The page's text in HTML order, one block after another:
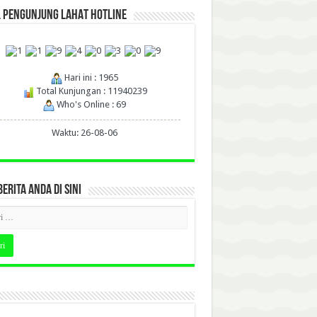
PENGUNJUNG LAHAT HOTLINE
Hari ini : 1965
Total Kunjungan : 11940239
Who's Online : 69
Waktu: 26-08-06
ANDA DI SINI